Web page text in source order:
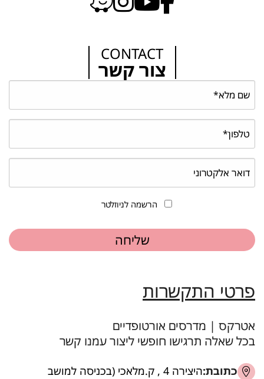
CONTACT
צור קשר
הרשמה לניוזלטר
פרטי התקשרות
אטרקס | מדרסים אורטופדיים
בכל שאלה תרגישו חופשי ליצור עמנו קשר
כתובת:
היצירה 4 , ק.מלאכי (בכניסה למושב